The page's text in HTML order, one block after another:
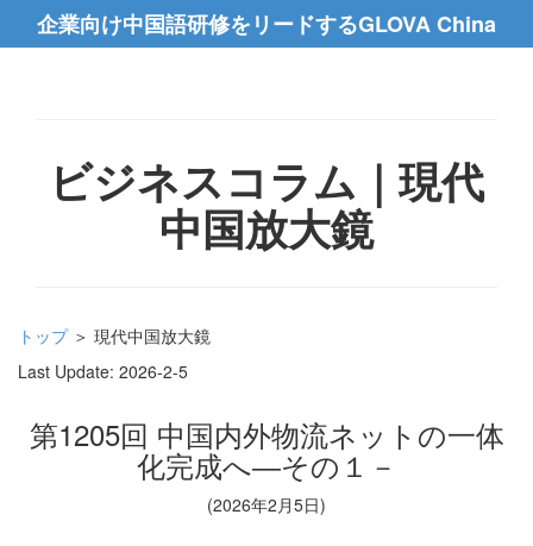
企業向け中国語研修をリードするGLOVA China
ビジネスコラム｜現代
中国放大鏡
トップ＞ 現代中国放大鏡
Last Update: 2026-2-5
第1205回 中国内外物流ネットの一体
化完成へ―その１－
(2026年2月5日)